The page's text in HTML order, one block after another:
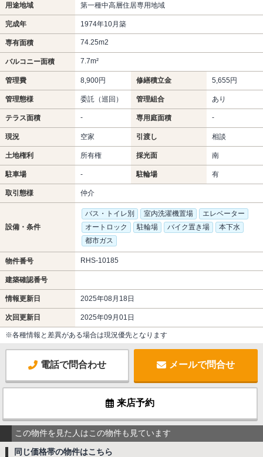
用途地域 第一種中高層住居専用地域
完成年 1974年10月築
専有面積 74.25m2
バルコニー面積 7.7m²
管理費 8,900円 修繕積立金 5,655円
管理態様 委託（巡回） 管理組合 あり
テラス面積 - 専用庭面積 -
現況 空家 引渡し 相談
土地権利 所有権 採光面 南
駐車場 - 駐輪場 有
取引態様 仲介
設備・条件
バス・トイレ別 室内洗濯機置場
エレベーター
オートロック
駐輪場 バイク置き場
本下水
都市ガス
物件番号 RHS-10185
建築確認番号
情報更新日 2025年08月18日
次回更新日 2025年09月01日
※各種情報と差異がある場合は現況優先となります
電話で問合わせ メールで問合せ
来店予約
この物件を見た人はこの物件も見ています
同じ価格帯の物件はこちら